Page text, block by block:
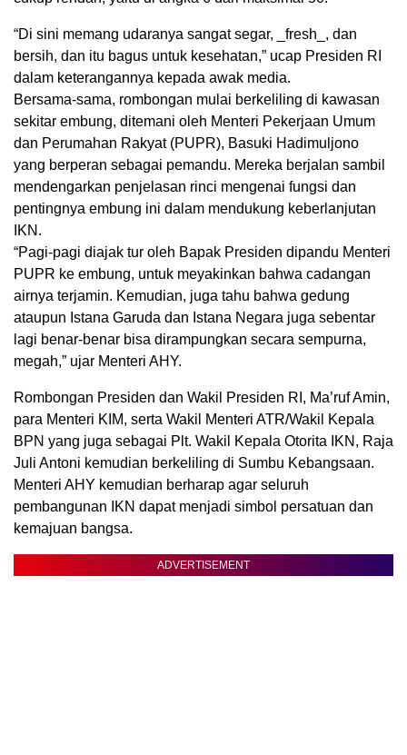
“Di sini memang udaranya sangat segar, _fresh_, dan
bersih, dan itu bagus untuk kesehatan,” ucap Presiden RI
dalam keterangannya kepada awak media.
Bersama-sama, rombongan mulai berkeliling di kawasan
sekitar embung, ditemani oleh Menteri Pekerjaan Umum
dan Perumahan Rakyat (PUPR), Basuki Hadimuljono
yang berperan sebagai pemandu. Mereka berjalan sambil
mendengarkan penjelasan rinci mengenai fungsi dan
pentingnya embung ini dalam mendukung keberlanjutan
IKN.
“Pagi-pagi diajak tur oleh Bapak Presiden dipandu Menteri
PUPR ke embung, untuk meyakinkan bahwa cadangan
airnya terjamin. Kemudian, juga tahu bahwa gedung
ataupun Istana Garuda dan Istana Negara juga sebentar
lagi benar-benar bisa dirampungkan secara sempurna,
megah,” ujar Menteri AHY.
Rombongan Presiden dan Wakil Presiden RI, Ma’ruf Amin,
para Menteri KIM, serta Wakil Menteri ATR/Wakil Kepala
BPN yang juga sebagai Plt. Wakil Kepala Otorita IKN, Raja
Juli Antoni kemudian berkeliling di Sumbu Kebangsaan.
Menteri AHY kemudian berharap agar seluruh
pembangunan IKN dapat menjadi simbol persatuan dan
kemajuan bangsa.
ADVERTISEMENT